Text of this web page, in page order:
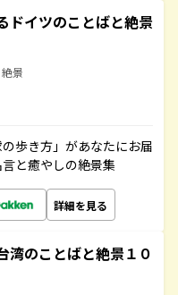
ドイツのことばと絶景
景
歩き方」があなたにお届
と癒やしの絶景集
詳細を見る
湾のことばと絶景１０